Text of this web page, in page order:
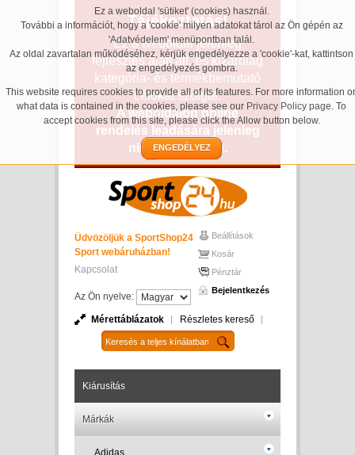
Ez a weboldal 'sütiket' (cookies) használ.
További a információt, hogy a 'cookie' milyen adatokat tárol az Ön gépén az
'Adatvédelem' menüpontban talál.
Az oldal zavartalan működéséhez, kérjük engedélyezze a 'cookie'-kat, kattintson
az engedélyezés gombra.
This website requires cookies to provide all of its features. For more information
what data is contained in the cookies, please see our Privacy Policy page. To
accept cookies from this site, please click the Allow button below.
ENGEDÉLYEZ
Tájékoztatás!
Ez a weboldal jelenleg
fejlesztés alatt áll, és kizárólag
kategória- és termékbemutató
célokat szolgál.
A weboldalon online
rendelés leadására jelenleg
nincs lehetőség.
Üdvözöljük a SportShop24
Sport webáruházban!
Kapcsolat
Az Ön nyelve:
Beállítások
Kosár
Pénztár
Bejelentkezés
Mérettáblázatok Részletes kereső
Kiárusítás
Márkák
Adidas